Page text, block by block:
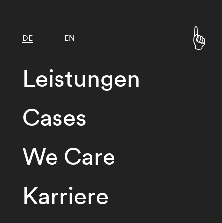
Leistungen
Cases
We Care
Karriere
DE EN